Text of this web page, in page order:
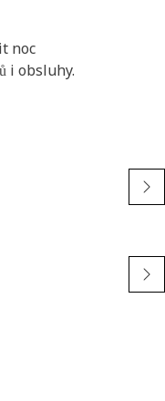
noc
i obsluhy.
aby vyhovovala
ve vašem
na starší stroje
podmínkách.